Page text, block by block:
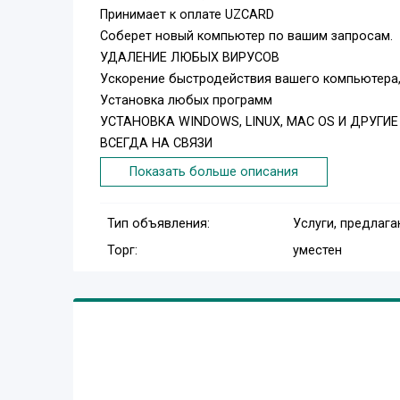
Принимает к оплате UZCARD
Соберет новый компьютер по вашим запросам.
УДАЛЕНИЕ ЛЮБЫХ ВИРУСОВ
Ускорение быстродействия вашего
Установка любых программ
УСТАНОВКА WINDOWS, LINUX, MAC OS И
ВСЕГДА НА СВЯЗИ
ЗВОНИТЕ ПРОКОНСУЛЬТИРУЕМ
ДИАГНОСТИКА, ПРИЕДЕМ БЫСТРО.
Ясно и доступно проведет экскурсию по
ДАЛЬНЕЙШЕМ НЕ ДОПУСТИТЬ НЕПОЛАДКИ,
Показать больше описания
Тип объявления:
Услуги,
Торг:
уместен